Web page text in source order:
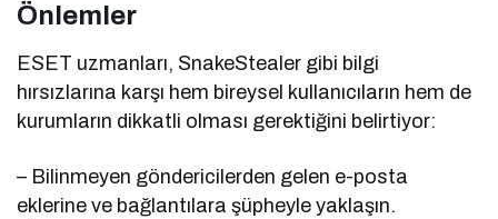
Önlemler
ESET uzmanları, SnakeStealer gibi bilgi
hırsızlarına karşı hem bireysel kullanıcıların hem de
kurumların dikkatli olması gerektiğini belirtiyor:
– Bilinmeyen göndericilerden gelen e-posta
eklerine ve bağlantılara şüpheyle yaklaşın.